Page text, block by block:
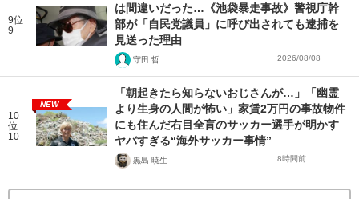
9位
9
は間違いだった…《池袋暴走事故》警視庁幹
部が「自民党議員」に呼び出されても逮捕を
見送った理由
守田 哲 2026/08/08
10
位
10
NEW
「朝起きたら知らないおじさんが…」「幽霊
より生身の人間が怖い」家賃2万円の事故物件
にも住んだ右目全盲のサッカー選手が明かす
ヤバすぎる“海外サッカー事情”
黒島 暁生 8時間前